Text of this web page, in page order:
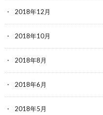
2018年12月
2018年10月
2018年8月
2018年6月
2018年5月